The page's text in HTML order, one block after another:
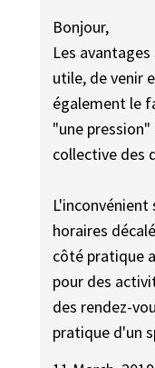
Bonjour,
Les
utile, de venir
également le
"une
collective des
horaires
côté pratique
pour des
des rendez-
pratique d'un